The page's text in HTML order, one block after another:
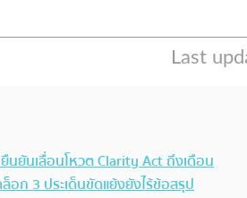
นยันเลื่อนโหวต Clarity Act ถึงเดือน
อก 3 ประเด็นขัดแย้งยังไร้ข้อสรุป